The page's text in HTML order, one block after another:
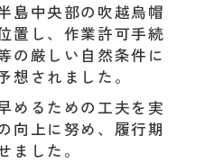
島中央部の吹越烏帽
置し、作業許可手続
の厳しい自然条件に
想されました。
めるための工夫を実
向上に努め、履行期
ました。